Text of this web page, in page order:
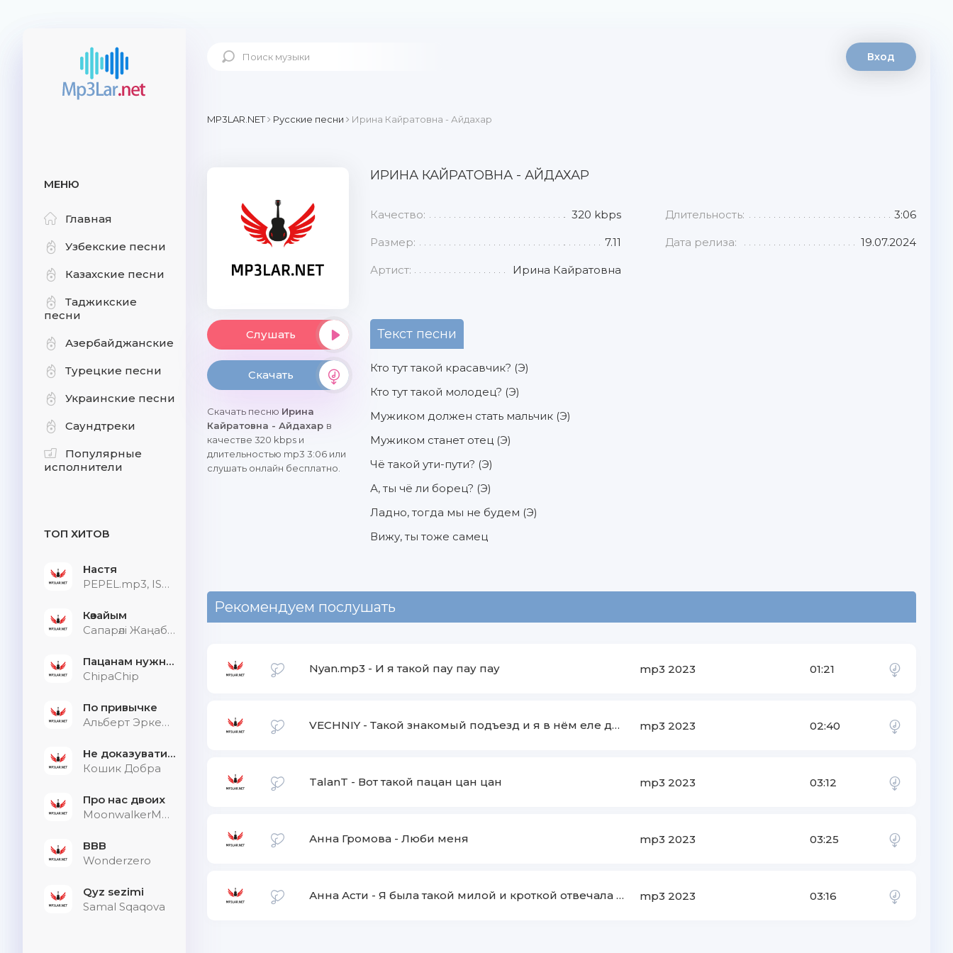
МЕНЮ
Главная
Узбекские песни
Казахские песни
Таджикские
песни
Азербайджанские
Турецкие песни
Украинские песни
Саундтреки
Популярные
исполнители
ТОП ХИТОВ
Настя
PEPEL.mp3, ISVNBITOV, Alfredovich
Көзайым
Сапарәлі Жаңабек
Пацанам нужна дыхалка
ChipaChip
По привычке
Альберт Эркенов
Не доказувати тим, хто не слухає
Кошик Добра
Про нас двоих
MoonwalkerMusic
BBB
Wonderzero
Qyz sezimi
Samal Sqaqova
Вход
MP3LAR.NET Русские песни Ирина Кайратовна - Айдахар
Слушать
Скачать
Скачать песню Ирина
Кайратовна - Айдахар в
качестве 320 kbps и
длительностью mp3 3:06 или
слушать онлайн бесплатно.
ИРИНА КАЙРАТОВНА - АЙДАХАР
Качество: 320 kbps Длительность: 3:06
Размер: 7.11 Дата релиза: 19.07.2024
Артист: Ирина Кайратовна
Текст песни
Кто тут такой красавчик? (Э)
Кто тут такой молодец? (Э)
Мужиком должен стать мальчик (Э)
Мужиком станет отец (Э)
Чё такой ути-пути? (Э)
А, ты чё ли борец? (Э)
Ладно, тогда мы не будем (Э)
Вижу, ты тоже самец
Рекомендуем послушать
Nyan.mp3 - И я такой пау пау пау mp3 2023 01:21
VECHNIY - Такой знакомый подъезд и я в нём еле дышу mp3 2023 02:40
TalanT - Вот такой пацан цан цан mp3 2023 03:12
Анна Громова - Люби меня mp3 2023 03:25
Анна Асти - Я была такой милой и кроткой отвечала прям в ту же секунду mp3 2023 03:16